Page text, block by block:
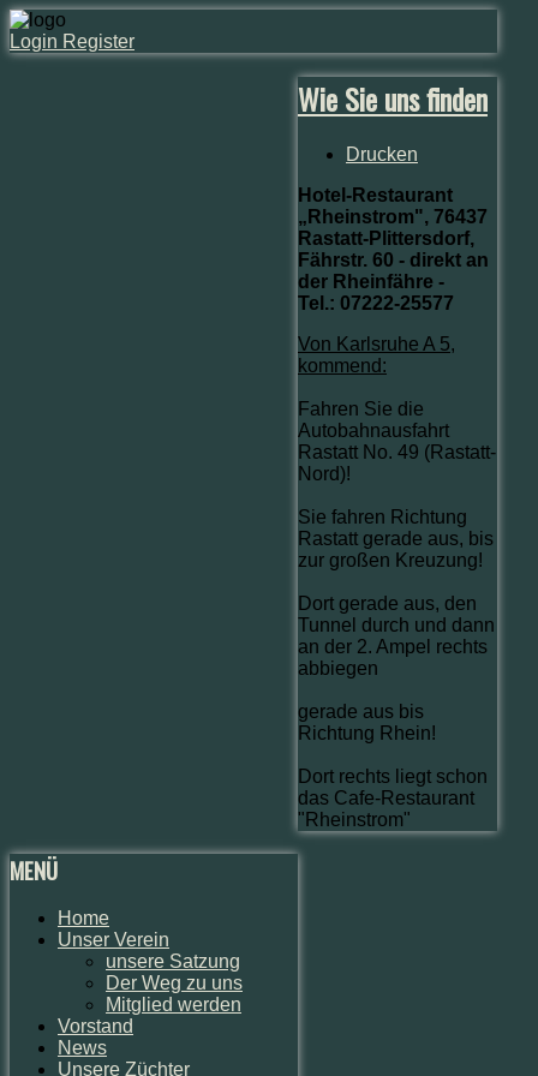
Login Register
Wie Sie uns finden
Drucken
Hotel-Restaurant
„Rheinstrom", 76437
Rastatt-Plittersdorf,
Fährstr. 60 - direkt an
der Rheinfähre -
Tel.: 07222-25577
Von Karlsruhe A 5,
kommend:
Fahren Sie die
Autobahnausfahrt
Rastatt No. 49 (Rastatt-
Nord)!
Sie fahren Richtung
Rastatt gerade aus, bis
zur großen Kreuzung!
Dort gerade aus, den
Tunnel durch und dann
an der 2. Ampel rechts
abbiegen
gerade aus bis
Richtung Rhein!
Dort rechts liegt schon
das Cafe-Restaurant
"Rheinstrom"
MENÜ
Home
Unser Verein
unsere Satzung
Der Weg zu uns
Mitglied werden
Vorstand
News
Unsere Züchter